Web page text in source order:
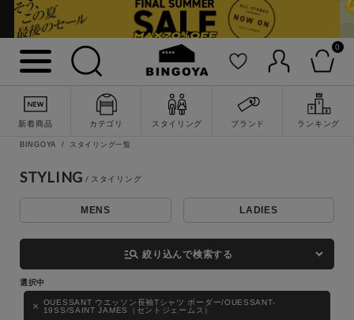
0
新着商品 カテゴリ スタイリング ブランド ランキング
詳細検索
性別
BINGOYA スタイリング一覧
STYLING
MENS LADIES
manage_search 絞り込んで検索する
OUESSANT ウエッソン長袖Tシャツ ボーダー/OUESSANT-
19SS/SAINT JAMES（セントジェームス）